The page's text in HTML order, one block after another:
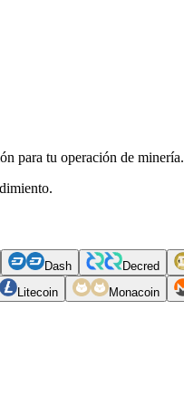
para tu operación de minería.
Dash Decred
Litecoin Monacoin